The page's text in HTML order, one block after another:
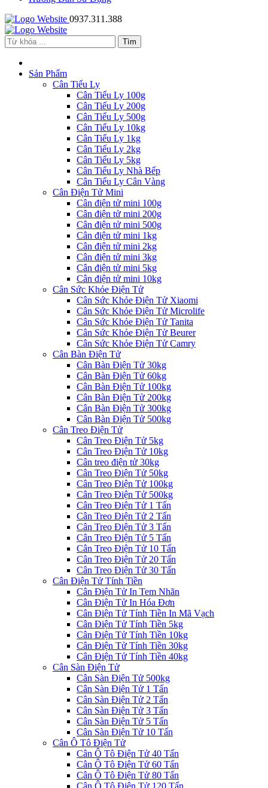
0937.311.388
Sản Phẩm
Cân Tiểu Ly
Cân Tiểu Ly 100g
Cân Tiểu Ly 200g
Cân Tiểu Ly 500g
Cân Tiểu Ly 10kg
Cân Tiểu Ly 1kg
Cân Tiểu Ly 2kg
Cân Tiểu Ly 5kg
Cân Tiểu Ly Nhà Bếp
Cân Tiểu Ly Cân Vàng
Cân Điện Tử Mini
Cân điện tử mini 100g
Cân điện tử mini 200g
Cân điện tử mini 500g
Cân điện tử mini 1kg
Cân điện tử mini 2kg
Cân điện tử mini 3kg
Cân điện tử mini 5kg
Cân điện tử mini 10kg
Cân Sức Khỏe Điện Tử
Cân Sức Khỏe Điện Tử Xiaomi
Cân Sức Khỏe Điện Tử Microlife
Cân Sức Khỏe Điện Tử Tanita
Cân Sức Khỏe Điện Tử Beurer
Cân Sức Khỏe Điện Tử Camry
Cân Bàn Điện Tử
Cân Bàn Điện Tử 30kg
Cân Bàn Điện Tử 60kg
Cân Bàn Điện Tử 100kg
Cân Bàn Điện Tử 200kg
Cân Bàn Điện Tử 300kg
Cân Bàn Điện Tử 500kg
Cân Treo Điện Tử
Cân Treo Điện Tử 5kg
Cân Treo Điện Tử 10kg
Cân treo điện tử 30kg
Cân Treo Điện Tử 50kg
Cân Treo Điện Tử 100kg
Cân Treo Điện Tử 500kg
Cân Treo Điện Tử 1 Tấn
Cân Treo Điện Tử 2 Tấn
Cân Treo Điện Tử 3 Tấn
Cân Treo Điện Tử 5 Tấn
Cân Treo Điện Tử 10 Tấn
Cân Treo Điện Tử 20 Tấn
Cân Treo Điện Tử 30 Tấn
Cân Điện Tử Tính Tiền
Cân Điện Tử In Tem Nhãn
Cân Điện Tử In Hóa Đơn
Cân Điện Tử Tính Tiền In Mã Vạch
Cân Điện Tử Tính Tiền 5kg
Cân Điện Tử Tính Tiền 10kg
Cân Điện Tử Tính Tiền 30kg
Cân Điện Tử Tính Tiền 40kg
Cân Sàn Điện Tử
Cân Sàn Điện Tử 500kg
Cân Sàn Điện Tử 1 Tấn
Cân Sàn Điện Tử 2 Tấn
Cân Sàn Điện Tử 3 Tấn
Cân Sàn Điện Tử 5 Tấn
Cân Sàn Điện Tử 10 Tấn
Cân Ô Tô Điện Tử
Cân Ô Tô Điện Tử 40 Tấn
Cân Ô Tô Điện Tử 60 Tấn
Cân Ô Tô Điện Tử 80 Tấn
Cân Ô Tô Điện Tử 120 Tấn